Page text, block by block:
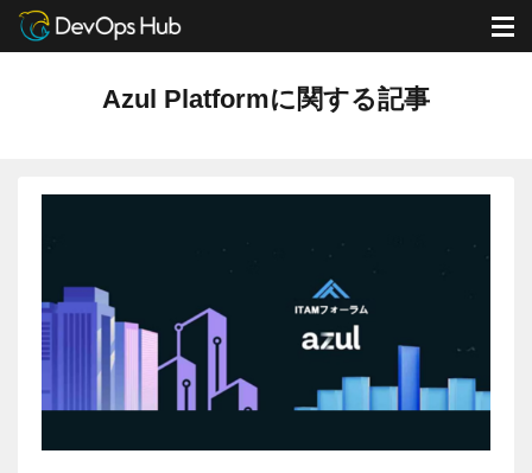
DevOps Hub ブログ Azul Platformに関する記事
Azul Platformに関する記事